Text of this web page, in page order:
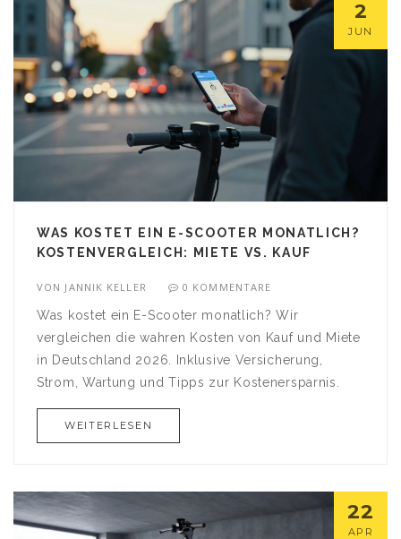
2
JUN
WAS KOSTET EIN E-SCOOTER MONATLICH?
KOSTENVERGLEICH: MIETE VS. KAUF
VON JANNIK KELLER 0 KOMMENTARE
Was kostet ein E-Scooter monatlich? Wir
vergleichen die wahren Kosten von Kauf und Miete
in Deutschland 2026. Inklusive Versicherung,
Strom, Wartung und Tipps zur Kostenersparnis.
WEITERLESEN
22
APR